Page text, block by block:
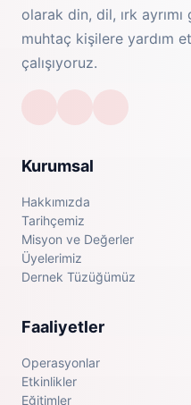
olarak din, dil, ırk
muhtaç kişilere yardım
çalışıyoruz.
Kurumsal
Hakkımızda
Tarihçemiz
Misyon ve Değerler
Üyelerimiz
Dernek Tüzüğümüz
Faaliyetler
Operasyonlar
Etkinlikler
Eğitimler